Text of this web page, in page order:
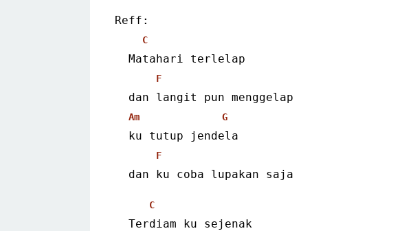
Reff:
C
Matahari terlelap
F
dan langit pun menggelap
Am G
ku tutup jendela
F
dan ku coba lupakan saja
C
Terdiam ku sejenak